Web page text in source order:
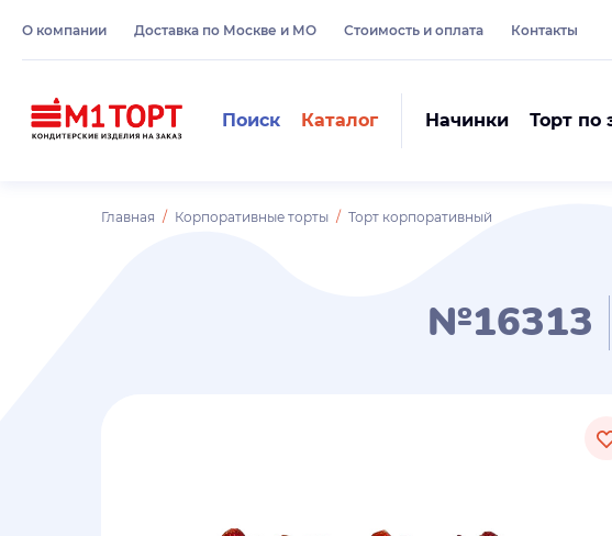
О компании Доставка по Москве и МО Стоимость и оплата Контакты
Поиск Каталог Начинки Торт по
Главная Корпоративные торты Торт корпоративный
№16313